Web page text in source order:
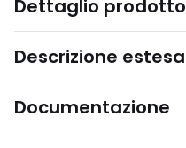
Dettaglio prodotto
Descrizione estesa
Documentazione